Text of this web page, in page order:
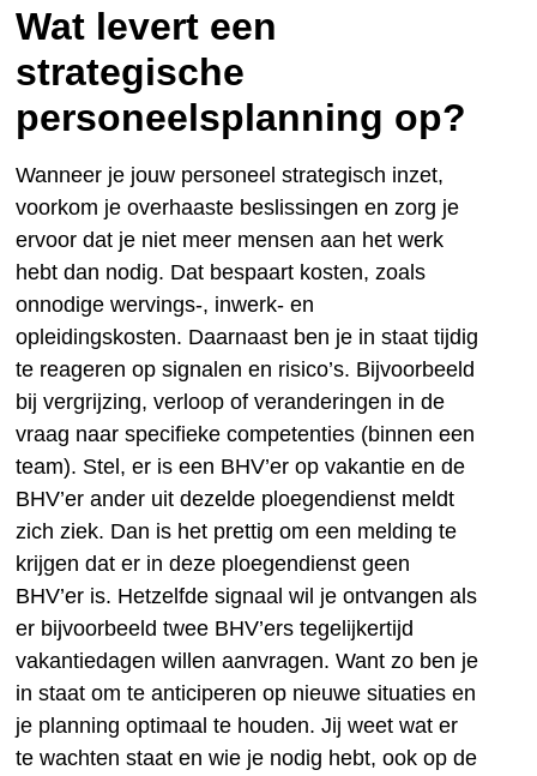
Wat levert een
strategische
personeelsplanning op?
Wanneer je jouw personeel strategisch inzet,
voorkom je overhaaste beslissingen en zorg je
ervoor dat je niet meer mensen aan het werk
hebt dan nodig. Dat bespaart kosten, zoals
onnodige wervings-, inwerk- en
opleidingskosten. Daarnaast ben je in staat tijdig
te reageren op signalen en risico’s. Bijvoorbeeld
bij vergrijzing, verloop of veranderingen in de
vraag naar specifieke competenties (binnen een
team). Stel, er is een BHV’er op vakantie en de
BHV’er ander uit dezelde ploegendienst meldt
zich ziek. Dan is het prettig om een melding te
krijgen dat er in deze ploegendienst geen
BHV’er is. Hetzelfde signaal wil je ontvangen als
er bijvoorbeeld twee BHV’ers tegelijkertijd
vakantiedagen willen aanvragen. Want zo ben je
in staat om te anticiperen op nieuwe situaties en
je planning optimaal te houden. Jij weet wat er
te wachten staat en wie je nodig hebt, ook op de